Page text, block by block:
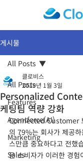
게시물
All Posts
Features
Agentforce(AI)
Marketing
Sales
All Posts
Personalized
케팅팀 역량 강화
클로비스
2019년 1월 3일
Connected Customer
의 79%는 회사가 제공
스만큼 중요하다고 전했
은 소비자가 이러한 경